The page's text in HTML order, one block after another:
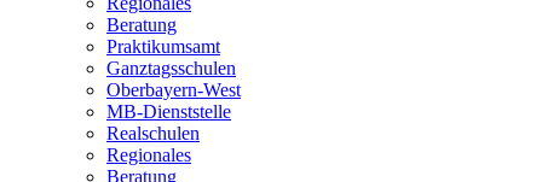
Beratung
Praktikumsamt
Ganztagsschulen
Oberbayern-West
MB-Dienststelle
Realschulen
Regionales
Beratung